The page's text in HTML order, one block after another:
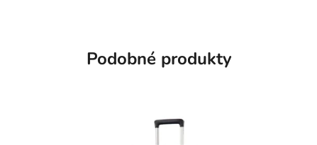
Podobné produkty